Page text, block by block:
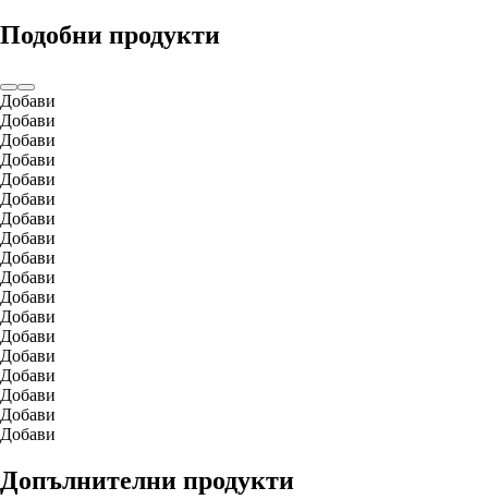
Подобни продукти
Добави
Добави
Добави
Добави
Добави
Добави
Добави
Добави
Добави
Добави
Добави
Добави
Добави
Добави
Добави
Добави
Добави
Добави
Допълнителни продукти